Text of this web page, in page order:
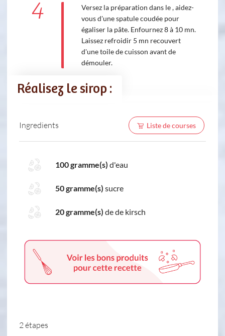
4
Versez la préparation dans le , aidez-
vous d'une spatule coudée pour
égaliser la pâte. Enfournez 8 à 10 mn.
Laissez refroidir 5 mn recouvert
d'une toile de cuisson avant de
démouler.
Réalisez le sirop :
Ingredients Liste de courses
100 gramme(s) d'eau
50 gramme(s) sucre
20 gramme(s) de de kirsch
2 étapes